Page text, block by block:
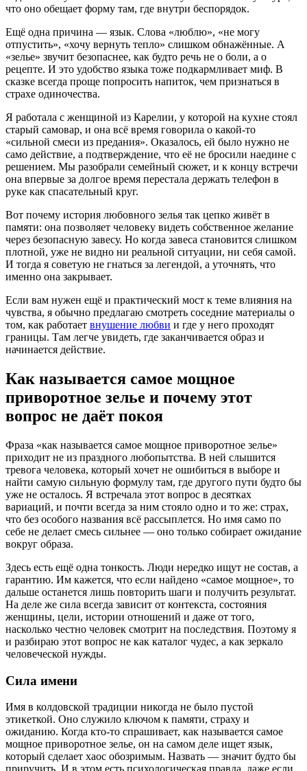
что оно обещает форму там, где внутри беспорядок.
Ещё одна причина — язык. Слова «люблю», «не могу
отпустить», «хочу вернуть тепло» слишком обнажённые. А
«зелье» звучит безопаснее, как будто речь не о боли, а о
рецепте. И это удобство языка тоже подкармливает миф. В
сказке всегда проще попросить напиток, чем признаться в
страхе одиночества.
Я работала с женщиной из Карелии, у которой на кухне стоял
старый самовар, и она всё время говорила о какой-то
«сильной смеси из предания». Оказалось, ей было нужно не
само действие, а подтверждение, что её не бросили наедине с
решением. Мы разобрали семейный сюжет, и к концу встречи
она впервые за долгое время перестала держать телефон в
руке как спасательный круг.
Вот почему история любовного зелья так цепко живёт в
памяти: она позволяет человеку видеть собственное желание
через безопасную завесу. Но когда завеса становится слишком
плотной, уже не видно ни реальной ситуации, ни себя самой.
И тогда я советую не гнаться за легендой, а уточнять, что
именно она закрывает.
Если вам нужен ещё и практический мост к теме влияния на
чувства, я обычно предлагаю смотреть соседние материалы о
том, как работает внушение любви и где у него проходят
границы. Там легче увидеть, где заканчивается образ и
начинается действие.
Как называется самое мощное
приворотное зелье и почему этот
вопрос не даёт покоя
Фраза «как называется самое мощное приворотное зелье»
приходит не из праздного любопытства. В ней слышится
тревога человека, который хочет не ошибиться в выборе и
найти самую сильную формулу там, где другого пути будто бы
уже не осталось. Я встречала этот вопрос в десятках
вариаций, и почти всегда за ним стояло одно и то же: страх,
что без особого названия всё рассыплется. Но имя само по
себе не делает смесь сильнее — оно только собирает ожидание
вокруг образа.
Здесь есть ещё одна тонкость. Люди нередко ищут не состав, а
гарантию. Им кажется, что если найдено «самое мощное», то
дальше останется лишь повторить шаги и получить результат.
На деле же сила всегда зависит от контекста, состояния
женщины, цели, истории отношений и даже от того,
насколько честно человек смотрит на последствия. Поэтому я
и разбираю этот вопрос не как каталог чудес, а как зеркало
человеческой нужды.
Сила имени
Имя в колдовской традиции никогда не было пустой
этикеткой. Оно служило ключом к памяти, страху и
ожиданию. Когда кто-то спрашивает, как называется самое
мощное приворотное зелье, он на самом деле ищет язык,
который сделает хаос обозримым. Назвать — значит будто бы